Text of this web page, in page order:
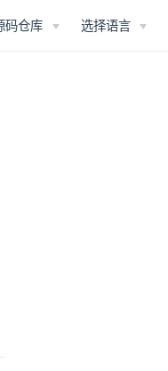
new window)
码仓库 选择语言